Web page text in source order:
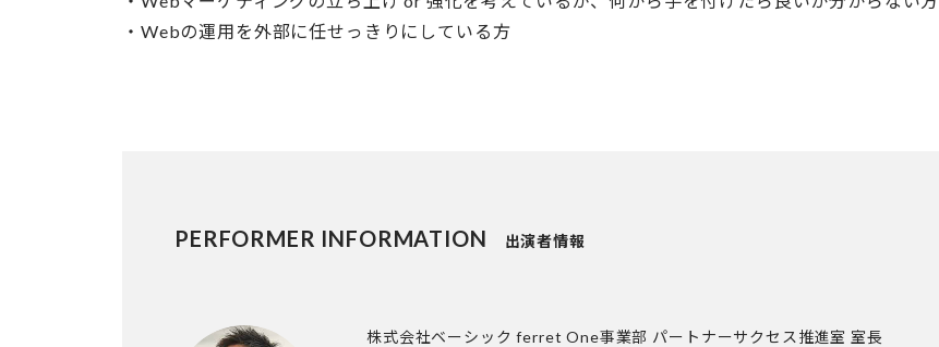
・Webの運用を外部に任せっきりにしている方
PERFORMER INFORMATION 出演者情報
株式会社ベーシック ferret One事業部 パートナーサクセス推進室 室長